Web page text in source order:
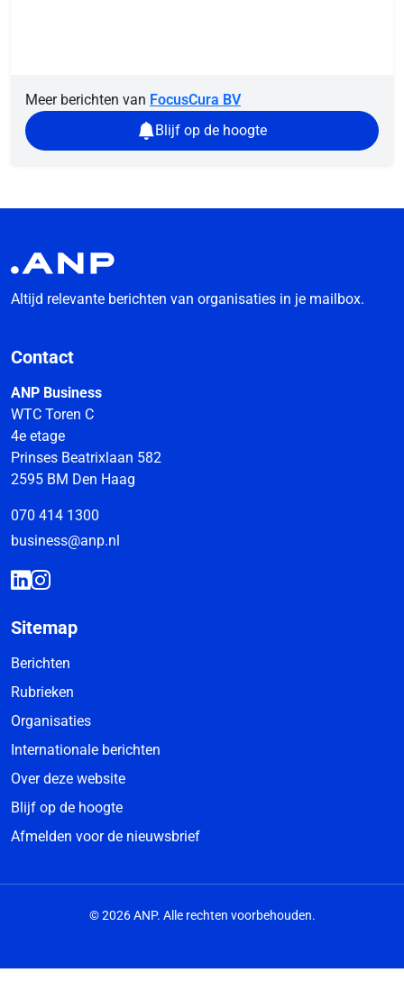
Meer berichten van FocusCura BV
Blijf op de hoogte
Altijd relevante berichten van organisaties in je mailbox.
Contact
ANP Business
WTC Toren C
4e etage
Prinses Beatrixlaan 582
2595 BM Den Haag
070 414 1300
business@anp.nl
Sitemap
Berichten
Rubrieken
Organisaties
Internationale berichten
Over deze website
Blijf op de hoogte
Afmelden voor de nieuwsbrief
© 2026 ANP. Alle rechten voorbehouden.